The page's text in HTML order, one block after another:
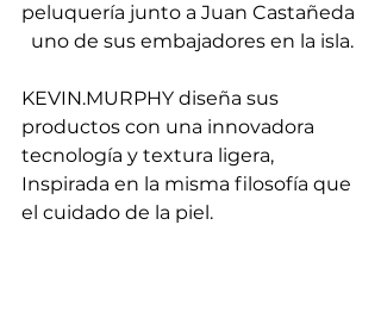
peluquería junto a Juan Castañeda
  uno de sus embajadores en la isla.
KEVIN.MURPHY diseña sus
productos con una innovadora
tecnología y textura ligera,
Inspirada en la misma filosofía que
el cuidado de la piel.